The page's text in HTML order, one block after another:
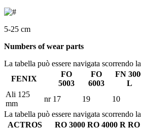
5-25 cm
Numbers of wear parts
La tabella può essere navigata scorrendo
FENIX
FO
5003
FO
6003
FN
L
Ali 125
mm
nr 17 19 10
La tabella può essere navigata scorrendo
ACTROS
RO 3000 RO 4000 R RO